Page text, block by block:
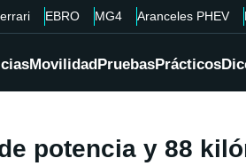
EBRO MG4 Aranceles PHEV
MovilidadPruebasPrácticos
potencia y 88